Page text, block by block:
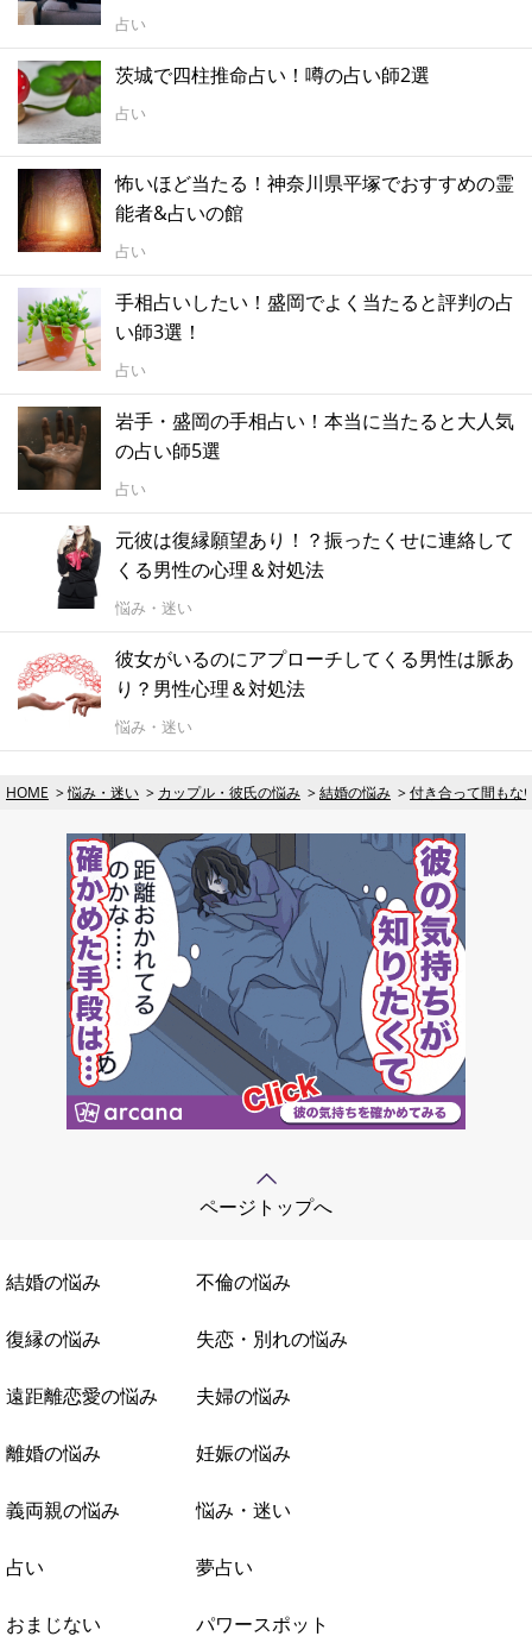
占い
茨城で四柱推命占い！噂の占い師2選
占い
怖いほど当たる！神奈川県平塚でおすすめの霊
能者&占いの館
占い
手相占いしたい！盛岡でよく当たると評判の占
い師3選！
占い
岩手・盛岡の手相占い！本当に当たると大人気
の占い師5選
占い
元彼は復縁願望あり！？振ったくせに連絡して
くる男性の心理＆対処法
悩み・迷い
彼女がいるのにアプローチしてくる男性は脈あ
り？男性心理＆対処法
悩み・迷い
HOME 悩み・迷い カップル・彼氏の悩み 結婚の悩み 付き合って間もな
ページトップへ
結婚の悩み 不倫の悩み
復縁の悩み 失恋・別れの悩み
遠距離恋愛の悩み 夫婦の悩み
離婚の悩み 妊娠の悩み
義両親の悩み 悩み・迷い
占い 夢占い
おまじない パワースポット